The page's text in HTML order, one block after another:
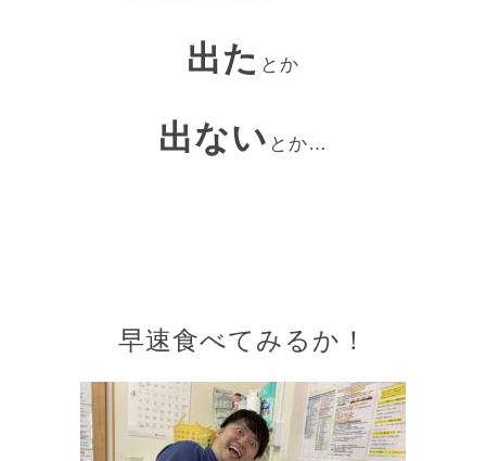
出た とか
出ない とか…
早速食べてみるか！